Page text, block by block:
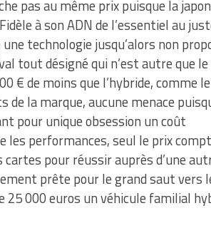
pas au même prix puisque la
à son ADN de l’essentiel au
technologie jusqu’alors non
tout désigné qui n’est autre que le
€ de moins que l’hybride, comme
de la marque, aucune menace
pour unique obsession un coût
les performances, seul le prix
pour réussir auprès d’une
prête pour le grand saut vers
000 euros un véhicule familial